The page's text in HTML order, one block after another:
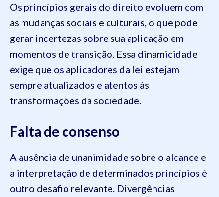
Os princípios gerais do direito evoluem com
as mudanças sociais e culturais, o que pode
gerar incertezas sobre sua aplicação em
momentos de transição. Essa dinamicidade
exige que os aplicadores da lei estejam
sempre atualizados e atentos às
transformações da sociedade.
Falta de consenso
A ausência de unanimidade sobre o alcance e
a interpretação de determinados princípios é
outro desafio relevante. Divergências